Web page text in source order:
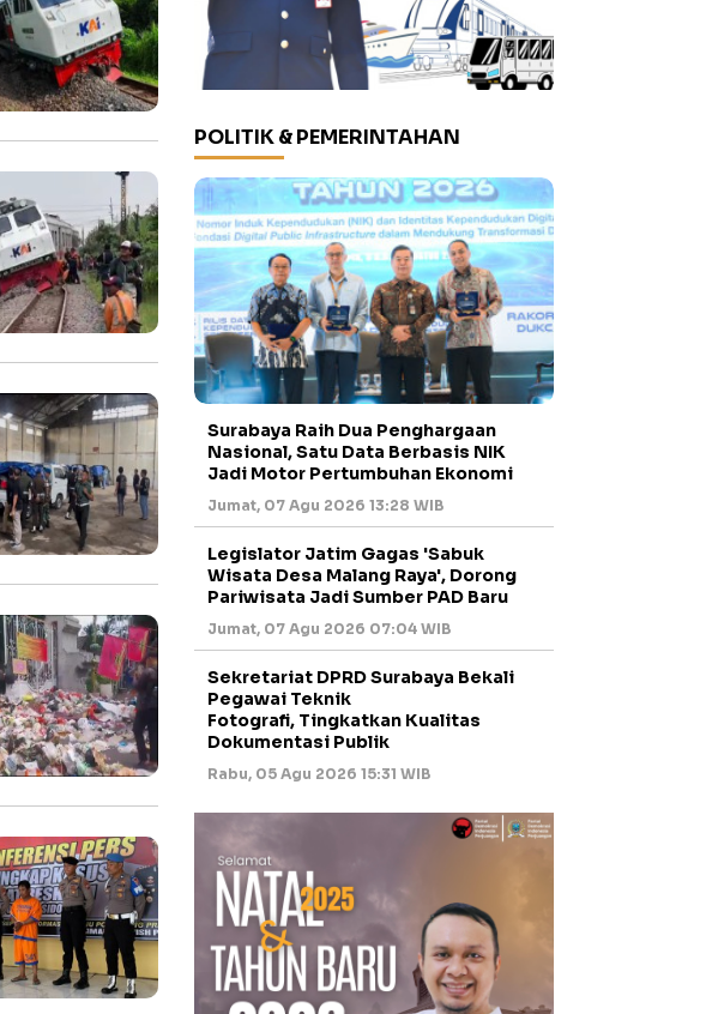
POLITIK & PEMERINTAHAN
Surabaya Raih Dua Penghargaan
Nasional, Satu Data Berbasis NIK
Jadi Motor Pertumbuhan Ekonomi
Jumat, 07 Agu 2026 13:28 WIB
Legislator Jatim Gagas 'Sabuk
Wisata Desa Malang Raya', Dorong
Pariwisata Jadi Sumber PAD Baru
Jumat, 07 Agu 2026 07:04 WIB
Sekretariat DPRD Surabaya Bekali
Pegawai Teknik
Fotografi, Tingkatkan Kualitas
Dokumentasi Publik
Rabu, 05 Agu 2026 15:31 WIB